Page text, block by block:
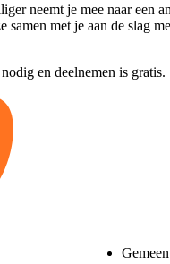
neemt je mee naar een
samen met je aan de slag
en deelnemen is gratis.